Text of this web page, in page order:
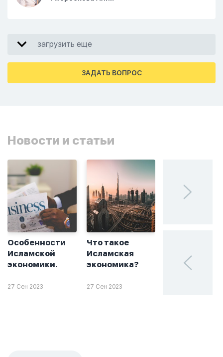
ошибиться и то что намаз не
примется,совершила истихар во время
загрузить еще
ЗАДАТЬ ВОПРОС
Новости и статьи
Особенности
Исламской
экономики.
27 Сен 2023
Что такое
Исламская
экономика?
27 Сен 2023
халяльное